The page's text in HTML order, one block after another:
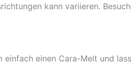
kann variieren.
einen Cara-Melt und